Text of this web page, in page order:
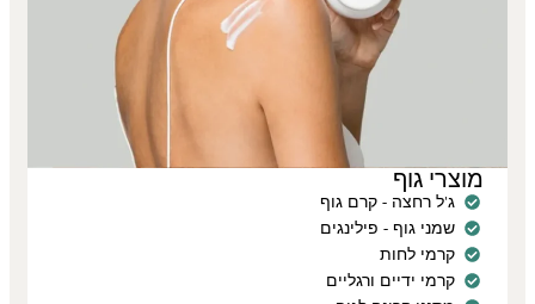
מוצרי גוף
ג'ל רחצה - קרם גוף
שמני גוף - פילינגים
קרמי לחות
קרמי ידיים ורגליים